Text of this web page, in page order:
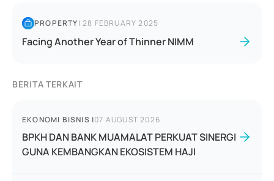
PROPERTY|28 FEBRUARY 2025
Facing Another Year of Thinner NIMM
BERITA TERKAIT
EKONOMI BISNIS |07 AUGUST 2026
BPKH DAN BANK MUAMALAT PERKUAT SINERGI
GUNA KEMBANGKAN EKOSISTEM HAJI